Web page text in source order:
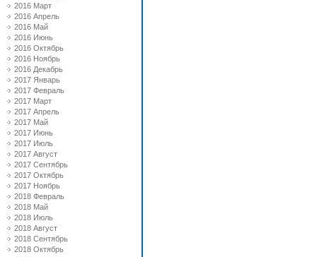
2016 Март
2016 Апрель
2016 Май
2016 Июнь
2016 Октябрь
2016 Ноябрь
2016 Декабрь
2017 Январь
2017 Февраль
2017 Март
2017 Апрель
2017 Май
2017 Июнь
2017 Июль
2017 Август
2017 Сентябрь
2017 Октябрь
2017 Ноябрь
2018 Февраль
2018 Май
2018 Июль
2018 Август
2018 Сентябрь
2018 Октябрь